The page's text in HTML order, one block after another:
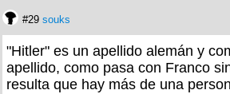
#29 souks
"Hitler" es un apellido alemán y
apellido, como pasa con Franco
resulta que hay más de una